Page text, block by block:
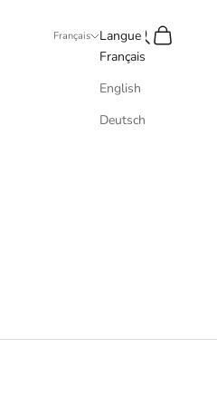
Français
Langue
Français
English
Deutsch
Recherche
Panier